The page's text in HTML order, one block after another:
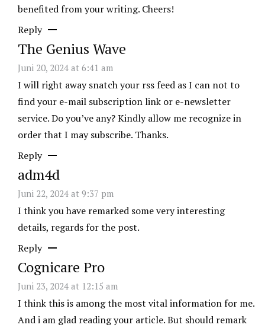
benefited from your writing. Cheers!
Reply
The Genius Wave
Juni 20, 2024 at 6:41 am
I will right away snatch your rss feed as I can not to
find your e-mail subscription link or e-newsletter
service. Do you’ve any? Kindly allow me recognize in
order that I may subscribe. Thanks.
Reply
adm4d
Juni 22, 2024 at 9:37 pm
I think you have remarked some very interesting
details, regards for the post.
Reply
Cognicare Pro
Juni 23, 2024 at 12:15 am
I think this is among the most vital information for me.
And i am glad reading your article. But should remark